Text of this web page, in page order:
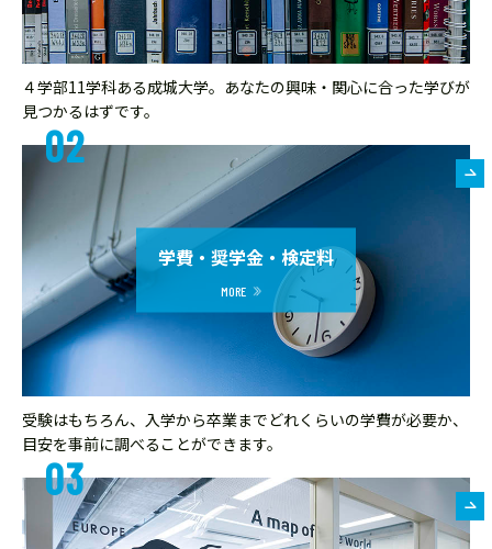
４学部11学科ある成城大学。あなたの興味・関心に合った学びが
見つかるはずです。
学費・奨学金・検定料
受験はもちろん、入学から卒業までどれくらいの学費が必要か、
目安を事前に調べることができます。